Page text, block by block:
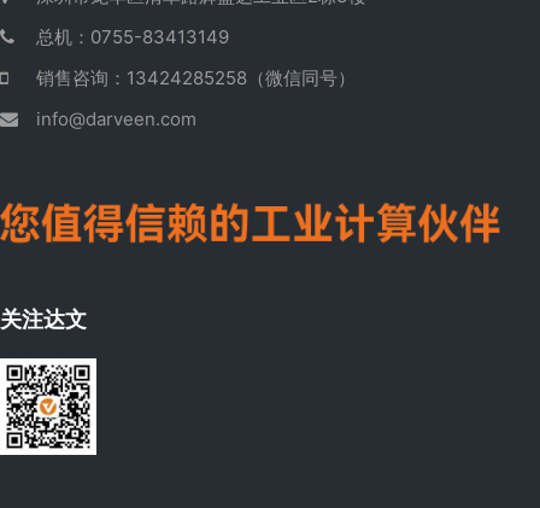
总机：0755-83413149
销售咨询：13424285258（微信同号）
info@darveen.com
关注达文